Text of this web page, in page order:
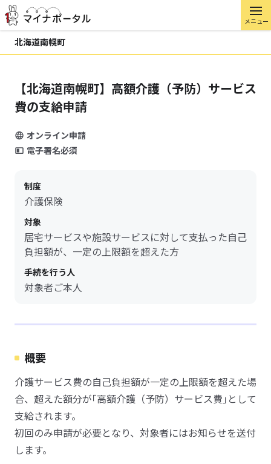
メニュー
北海道南幌町
【北海道南幌町】高額介護（予防）サービス
費の支給申請
オンライン申請
電子署名必須
制度
介護保険
対象
居宅サービスや施設サービスに対して支払った自己
負担額が、一定の上限額を超えた方
手続を行う人
対象者ご本人
概要
介護サービス費の自己負担額が一定の上限額を超えた場
合、超えた額分が｢高額介護（予防）サービス費｣として
支給されます。
初回のみ申請が必要となり、対象者にはお知らせを送付
します。